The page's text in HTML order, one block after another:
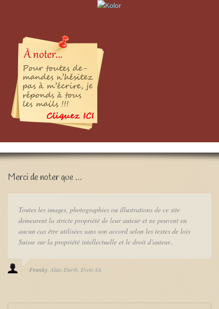
Merci de noter que …
Toutes les images, photographies ou illustrations de ce site
demeurent la stricte propriété de leur auteur et ne peuvent en
aucun cas être utilisées sans son accord selon les textes de lois
Suisse sur la propriété intellectuelle et le droit d'auteur..
Franky Alias Darth Eyelo SA